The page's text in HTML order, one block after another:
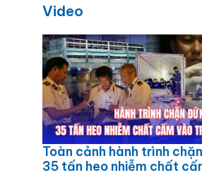
Video
Toàn cảnh hành trình
35 tấn heo nhiễm chất